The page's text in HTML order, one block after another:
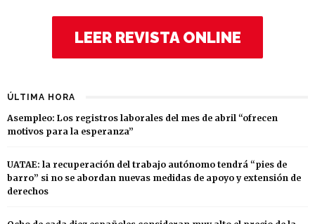
LEER REVISTA ONLINE
ÚLTIMA HORA
Asempleo: Los registros laborales del mes de abril “ofrecen
motivos para la esperanza”
UATAE: la recuperación del trabajo autónomo tendrá “pies de
barro” si no se abordan nuevas medidas de apoyo y extensión de
derechos